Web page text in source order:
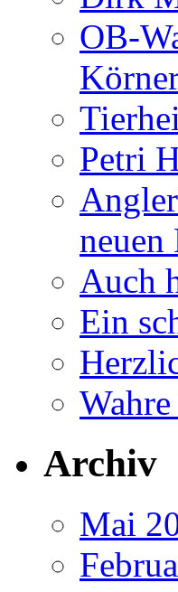
OB-
Petri
neuen
Auch
Ein
Archiv
Mai